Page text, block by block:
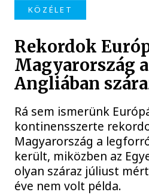
KÖZÉLET
Rekordok
Magyarország
Angliában
Rá sem ismerünk
kontinensszerte
Magyarország a
került, miközben az
olyan száraz júliust
éve nem volt példa.